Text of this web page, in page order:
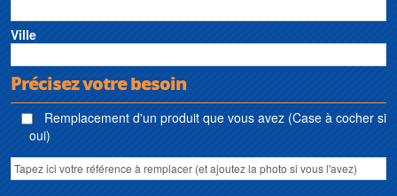
Ville
Précisez votre besoin
Remplacement d'un produit que vous avez (Case à cocher si
oui)